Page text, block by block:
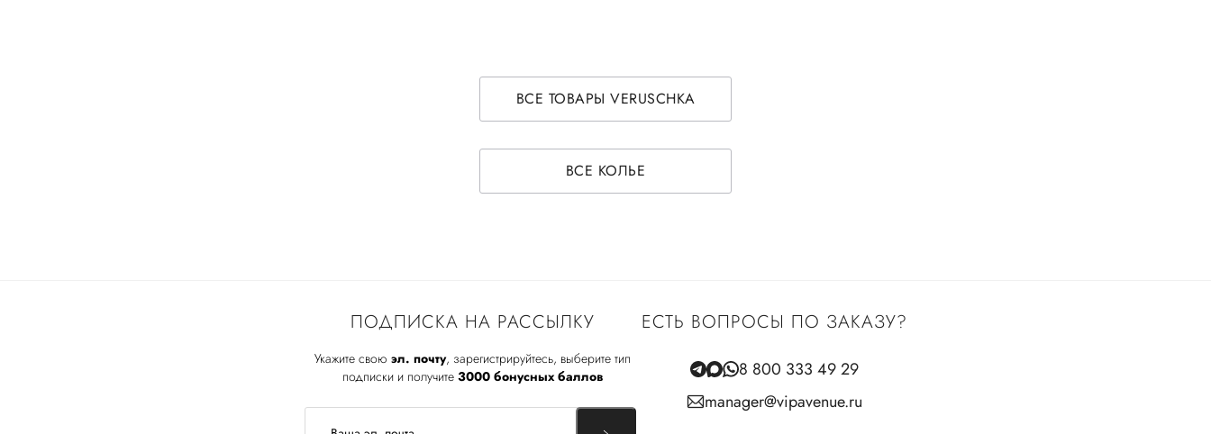
ВСЕ ТОВАРЫ VERUSCHKA
ВСЕ КОЛЬЕ
ПОДПИСКА НА РАССЫЛКУ
Укажите свою эл. почту, зарегистрируйтесь, выберите тип
подписки и получите 3000 бонусных баллов
ЕСТЬ ВОПРОСЫ ПО ЗАКАЗУ?
8 800 333 49 29
manager@vipavenue.ru